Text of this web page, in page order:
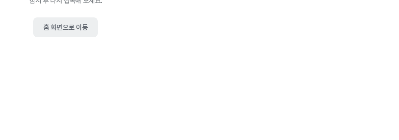
홈 화면으로 이동